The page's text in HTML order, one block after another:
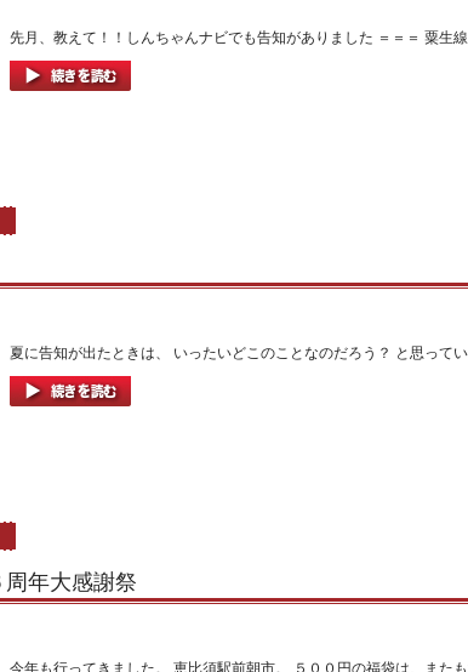
先月、教えて！！しんちゃんナビでも告知がありました ＝＝＝ 粟生
夏に告知が出たときは、 いったいどこのことなのだろう？ と思ってい
年大感謝祭
今年も行ってきました。 恵比須駅前朝市。 ５００円の福袋は、またも